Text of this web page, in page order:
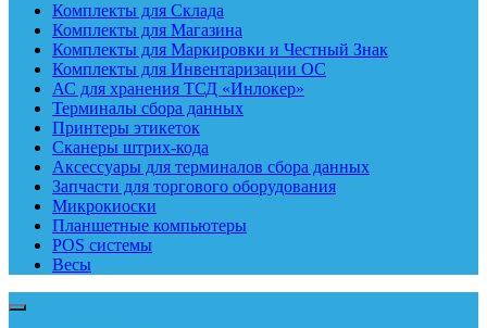
Комплекты для Склада
Комплекты для Магазина
Комплекты для Маркировки и Честный Знак
Комплекты для Инвентаризации ОС
АС для хранения ТСД «Инлокер»
Терминалы сбора данных
Принтеры этикеток
Сканеры штрих-кода
Аксессуары для терминалов сбора данных
Запчасти для торгового оборудования
Микрокиоски
Планшетные компьютеры
POS системы
Весы